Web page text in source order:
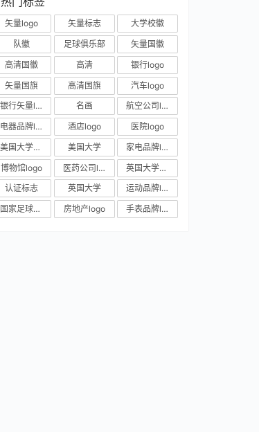
矢量logo 矢量标志
大学校徽
队徽
足球俱乐部
矢量国徽
高清国徽
高清
银行logo
矢量国旗
高清国旗
汽车logo
银行矢量logo
名画
航空公司logo
电器品牌logo
酒店logo
医院logo
美国大学校徽
美国大学
家电品牌logo
博物馆logo
医药公司logo
英国大学校徽
认证标志
英国大学
运动品牌logo
国家足球队队徽
房地产logo 手表品牌logo